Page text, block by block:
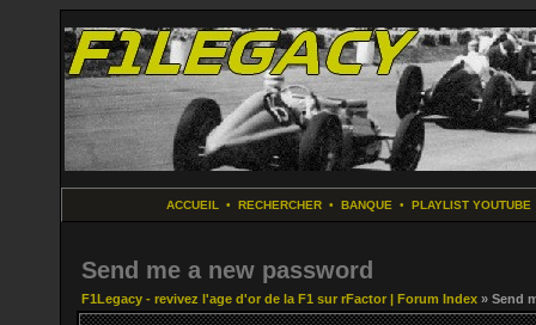
ACCUEIL • RECHERCHER• BANQUE • PLAYLIST YOUTUBE
Send me a new password
F1Legacy - revivez l'age d'or de la F1 sur rFactor | Forum Index » Send